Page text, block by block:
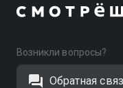
Возникли вопросы?
Обратная